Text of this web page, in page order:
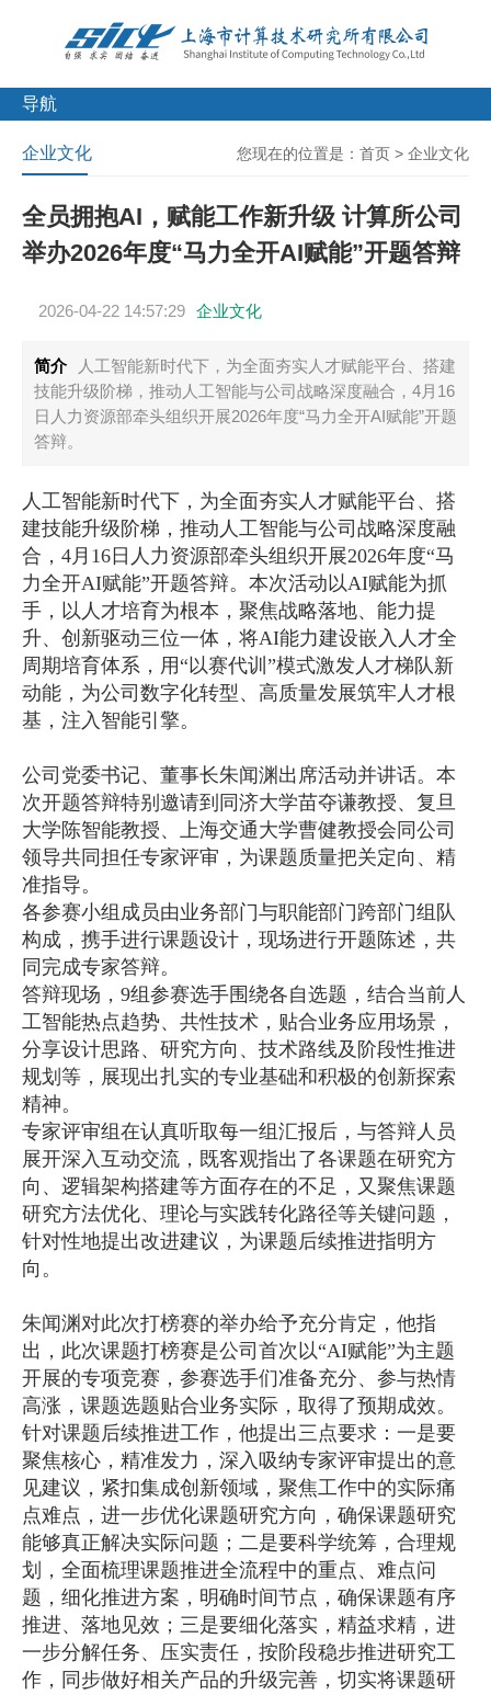
导航
您现在的位置是： 首页 > 企业文化
企业文化
全员拥抱AI，赋能工作新升级 计算所公司
举办2026年度“马力全开AI赋能”开题答辩
2026-04-22 14:57:29 企业文化
简介
人工智能新时代下，为全面夯实人才赋能平台、搭建
技能升级阶梯，推动人工智能与公司战略深度融合，4月16
日人力资源部牵头组织开展2026年度“马力全开AI赋能”开题
答辩。
人工智能新时代下，为全面夯实人才赋能平台、搭
建技能升级阶梯，推动人工智能与公司战略深度融
合，4月16日人力资源部牵头组织开展2026年度“马
力全开AI赋能”开题答辩。本次活动以AI赋能为抓
手，以人才培育为根本，聚焦战略落地、能力提
升、创新驱动三位一体，将AI能力建设嵌入人才全
周期培育体系，用“以赛代训”模式激发人才梯队新
动能，为公司数字化转型、高质量发展筑牢人才根
基，注入智能引擎。
公司党委书记、董事长朱闻渊出席活动并讲话。本
次开题答辩特别邀请到同济大学苗夺谦教授、复旦
大学陈智能教授、上海交通大学曹健教授会同公司
领导共同担任专家评审，为课题质量把关定向、精
准指导。
各参赛小组成员由业务部门与职能部门跨部门组队
构成，携手进行课题设计，现场进行开题陈述，共
同完成专家答辩。
答辩现场，9组参赛选手围绕各自选题，结合当前人
工智能热点趋势、共性技术，贴合业务应用场景，
分享设计思路、研究方向、技术路线及阶段性推进
规划等，展现出扎实的专业基础和积极的创新探索
精神。
专家评审组在认真听取每一组汇报后，与答辩人员
展开深入互动交流，既客观指出了各课题在研究方
向、逻辑架构搭建等方面存在的不足，又聚焦课题
研究方法优化、理论与实践转化路径等关键问题，
针对性地提出改进建议，为课题后续推进指明方
向。
朱闻渊对此次打榜赛的举办给予充分肯定，他指
出，此次课题打榜赛是公司首次以“AI赋能”为主题
开展的专项竞赛，参赛选手们准备充分、参与热情
高涨，课题选题贴合业务实际，取得了预期成效。
针对课题后续推进工作，他提出三点要求：一是要
聚焦核心，精准发力，深入吸纳专家评审提出的意
见建议，紧扣集成创新领域，聚焦工作中的实际痛
点难点，进一步优化课题研究方向，确保课题研究
能够真正解决实际问题；二是要科学统筹，合理规
划，全面梳理课题推进全流程中的重点、难点问
题，细化推进方案，明确时间节点，确保课题有序
推进、落地见效；三是要细化落实，精益求精，进
一步分解任务、压实责任，按阶段稳步推进研究工
作，同步做好相关产品的升级完善，切实将课题研